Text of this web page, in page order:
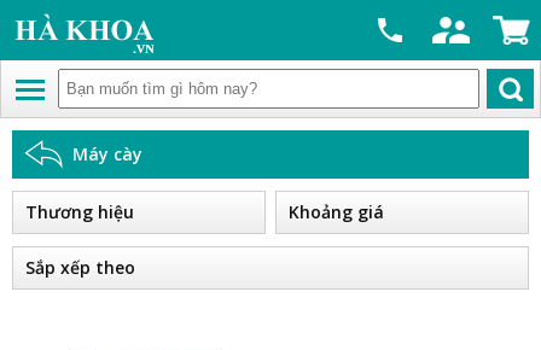
Máy cày
Thương hiệu Khoảng giá
Sắp xếp theo